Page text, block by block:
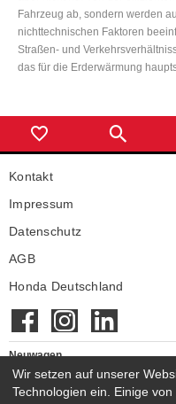
Fahrzeug ab, sondern werden
nichttechnischen Faktoren
Straßen- und
das für die Erderwärmung
Kontakt
Impressum
Datenschutz
AGB
Honda Deutschland
Neuwagen
Neuwagen auf Lager
Gebrauchtwagen
Wir setzen auf unserer
Technologien ein. Einige